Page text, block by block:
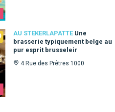
AU STEKERLAPATTE Une
brasserie typiquement belge au
pur esprit brusseleir
4 Rue des Prêtres 1000